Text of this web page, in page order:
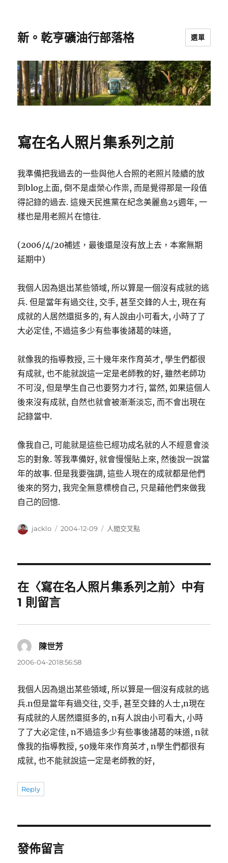
新。乾亨礦油行部落格 選單
寫在名人照片集系列之前
我準備把我過去的一些與他人合照的老照片陸續的放
到blog上面, 倒不是虛榮心作祟, 而是覺得那是一段值
得記錄的過去. 這幾天民進黨在紀念美麗島25週年, 一
樣也是用老照片在憶往.
(2006/4/20補述，最後還是沒有放上去，本案無期
延期中)
我個人因為退出某些領域, 所以算是一個沒有成就的逃
兵. 但是當年有過交往, 交手, 甚至交鋒的人士, 現在有
成就的人居然還挺多的, 有人說由小可看大, 小時了了
大必定佳, 不過這多少有些事後諸葛的味道,
就像我的指導教授, 三十幾年來作育英才, 學生們都很
有成就, 也不能就說這一定是老師教的好, 雖然老師功
不可沒, 但是學生自己也要努力才行, 當然, 如果這個人
後來沒有成就, 自然也就會被漸漸淡忘, 而不會出現在
記錄當中.
像我自己, 可能就是這些已經功成名就的人不經意會淡
忘的對象. 等我準備好, 就會慢慢貼上來, 然後說一說當
年的故事. 但是我要強調, 這些人現在的成就都是他們
後來的努力, 我完全無意標榜自己, 只是藉他們來做我
自己的回憶.
作
jacklo
發
2004-12-09
分
人間交叉點
在〈寫在名人照片集系列之前〉中有
1 則留言
陳世芳
示:
2006-04-2018:56:58
我個人因為退出某些領域, 所以算是一個沒有成就的逃
兵.n但是當年有過交往, 交手, 甚至交鋒的人士,n現在
有成就的人居然還挺多的, n有人說由小可看大, 小時
了了大必定佳, n不過這多少有些事後諸葛的味道, n就
像我的指導教授, 50幾年來作育英才, n學生們都很有
成就, 也不能就說這一定是老師教的好,
Reply
發佈留言